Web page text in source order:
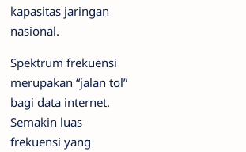
kapasitas jaringan
nasional.
Spektrum frekuensi
merupakan “jalan tol”
bagi data internet.
Semakin luas
frekuensi yang